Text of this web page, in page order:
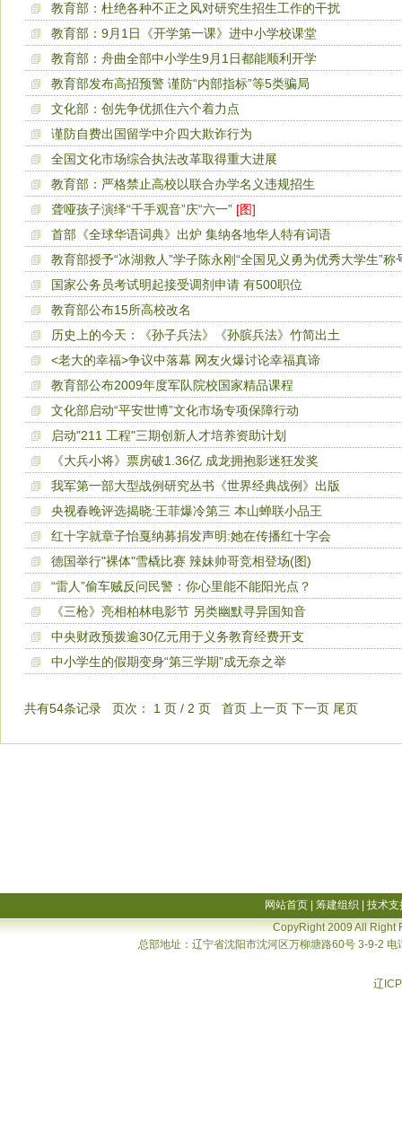
教育部：杜绝各种不正之风对研究生招生工作的干扰
教育部：9月1日《开学第一课》进中小学校课堂
教育部：舟曲全部中小学生9月1日都能顺利开学
教育部发布高招预警 谨防“内部指标”等5类骗局
文化部：创先争优抓住六个着力点
谨防自费出国留学中介四大欺诈行为
全国文化市场综合执法改革取得重大进展
教育部：严格禁止高校以联合办学名义违规招生
聋哑孩子演绎“千手观音”庆“六一” [图]
首部《全球华语词典》出炉 集纳各地华人特有词语
教育部授予“冰湖救人”学子陈永刚“全国见义勇为优秀大学生”称
国家公务员考试明起接受调剂申请 有500职位
教育部公布15所高校改名
历史上的今天：《孙子兵法》《孙膑兵法》竹简出土
<老大的幸福>争议中落幕 网友火爆讨论幸福真谛
教育部公布2009年度军队院校国家精品课程
文化部启动“平安世博”文化市场专项保障行动
启动"211 工程"三期创新人才培养资助计划
《大兵小将》票房破1.36亿 成龙拥抱影迷狂发奖
我军第一部大型战例研究丛书《世界经典战例》出版
央视春晚评选揭晓:王菲爆冷第三 本山蝉联小品王
红十字就章子怡戛纳募捐发声明:她在传播红十字会
德国举行"裸体"雪橇比赛 辣妹帅哥竞相登场(图)
“雷人”偷车贼反问民警：你心里能不能阳光点？
《三枪》亮相柏林电影节 另类幽默寻异国知音
中央财政预拨逾30亿元用于义务教育经费开支
中小学生的假期变身“第三学期”成无奈之举
共有54条记录 页次： 1 页 / 2 页 首页 上一页 下一页 尾页
网站首页 筹建组织
技术支
CopyRight 2009 All Right
总部地址：辽宁省沈阳市沈河区万柳塘路60号 3-9-2
辽